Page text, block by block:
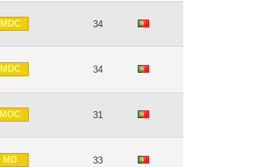
MDC 34
MDC 34
MOC 31
MD 33